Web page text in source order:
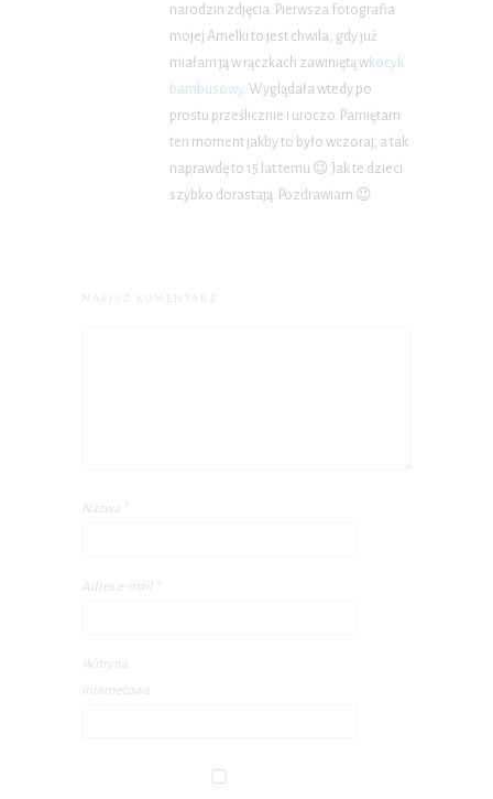
narodzin zdjęcia. Pierwsza fotografia
mojej Amelki to jest chwila, gdy już
miałam ją w rączkach zawiniętą wkocyk
bambusowy. Wyglądała wtedy po
prostu prześlicznie i uroczo. Pamiętam
ten moment jakby to było wczoraj, a tak
naprawdę to 15 lat temu 😉 Jak te dzieci
szybko dorastają. Pozdrawiam 😉
Nazwa
Adres e-mail
Witryna
internetowa